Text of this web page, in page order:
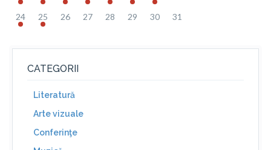
24 25 26 27 28 29 30 31
CATEGORII
Literatură
Arte vizuale
Conferinţe